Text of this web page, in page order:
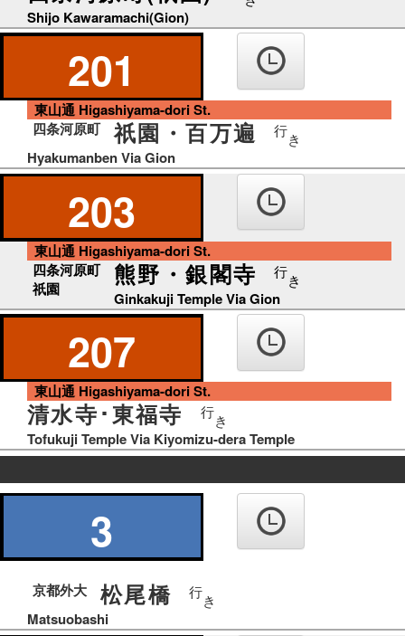
Shijo Kawaramachi(Gion)
201
東山通 Higashiyama-dori St.
四条河原町
祇園・百万遍 行き
Hyakumanben Via Gion
203
東山通 Higashiyama-dori St.
四条河原町
祇園
熊野・銀閣寺 行き
Ginkakuji Temple Via Gion
207
東山通 Higashiyama-dori St.
清水寺･東福寺 行き
Tofukuji Temple Via Kiyomizu-dera Temple
の
3
京都外大 松尾橋 行き
Matsuobashi